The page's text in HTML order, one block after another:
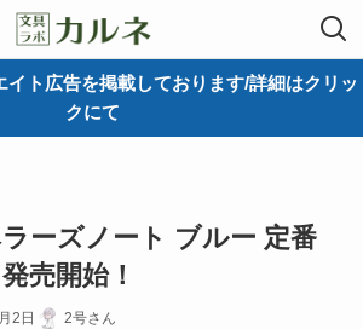
イト広告を掲載しております/詳細はクリッ
クにて
ラーズノート ブルー 定番
売開始！
2日 2号さん